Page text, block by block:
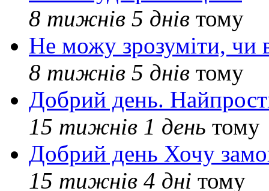
8 тижнів 5 днів тому
Не можу зрозуміти, чи
8 тижнів 5 днів тому
Добрий день.
15 тижнів 1 день тому
Добрий день Хочу
15 тижнів 4 дні тому